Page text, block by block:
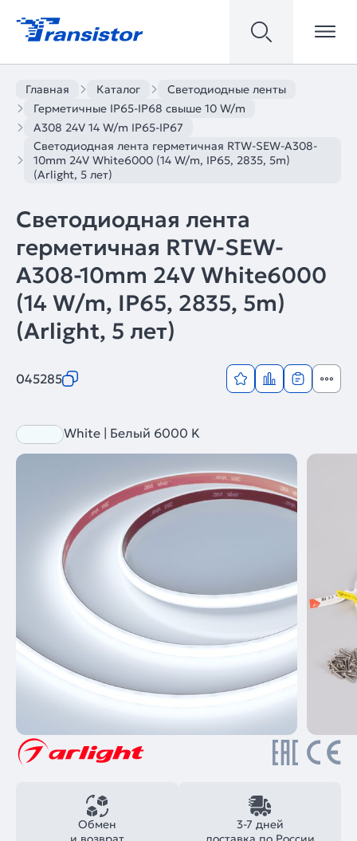
Главная Каталог
Светодиодные ленты
Герметичные IP65-IP68 свыше 10 W/m
A308 24V 14 W/m IP65-IP67
Светодиодная лента герметичная RTW-SEW-A308-
10mm 24V White6000 (14 W/m, IP65, 2835, 5m)
(Arlight, 5 лет)
Светодиодная лента
герметичная RTW-SEW-
A308-10mm 24V White6000
(14 W/m, IP65, 2835, 5m)
(Arlight, 5 лет)
045285
White | Белый 6000 K
3-7 дней
Обмен